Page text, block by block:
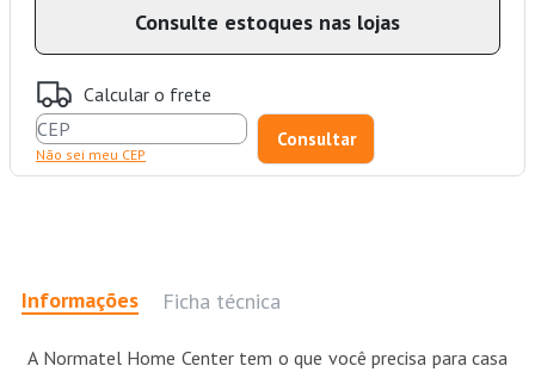
Consulte estoques nas lojas
Calcular o frete
Não sei meu CEP
Informações Ficha técnica
A Normatel Home Center tem o que você precisa para casa